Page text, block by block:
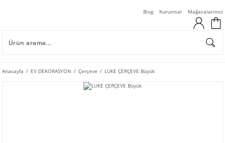
Blog Kurumsal Mağazalarımız
Anasayfa EV DEKORASYON Çerçeve LUKE ÇERÇEVE Büyük